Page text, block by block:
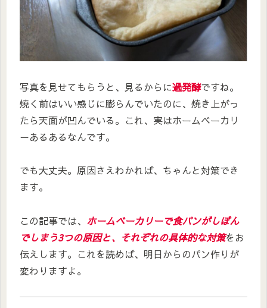
写真を見せてもらうと、見るからに過発酵ですね。
焼く前はいい感じに膨らんでいたのに、焼き上がっ
たら天面が凹んでいる。これ、実はホームベーカリ
ーあるあるなんです。
でも大丈夫。原因さえわかれば、ちゃんと対策でき
ます。
この記事では、 ホームベーカリーで食パンがしぼん
でしまう3つの原因と、それぞれの具体的な対策をお
伝えします。これを読めば、明日からのパン作りが
変わりますよ。